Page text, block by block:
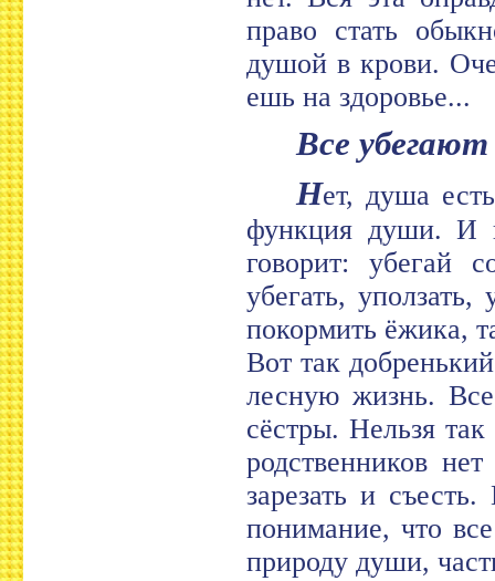
право стать
душой в крови.
ешь на здоровье...
Все
Нет, душа
функция души. И
говорит: убегай
убегать,
покормить ёжика,
Вот так
лесную жизнь.
сёстры. Нельзя
родственников
зарезать и
понимание, что
природу души,